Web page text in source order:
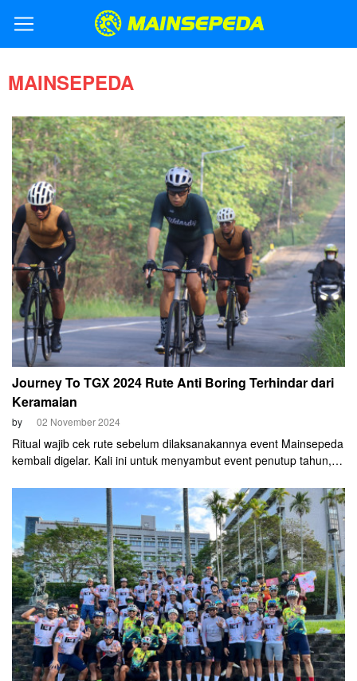
MAINSEPEDA
Journey To TGX 2024 Rute Anti Boring Terhindar dari
Keramaian
by 02 November 2024
Ritual wajib cek rute sebelum dilaksanakannya event Mainsepeda
kembali digelar. Kali ini untuk menyambut event penutup tahun,
2024. Dipimpin langsung oleh CEO Wdnsdy Bike John
Boemihardjo dan perwakilan AA SoS (Azrul Ananda School of
Suffering).